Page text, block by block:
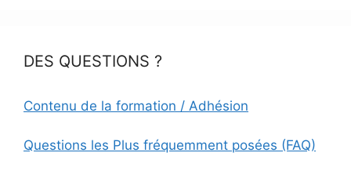
DES QUESTIONS ?
Contenu de la formation / Adhésion
Questions les Plus fréquemment posées (FAQ)